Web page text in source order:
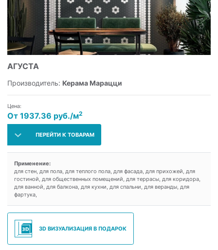
АГУСТА
Производитель: Керама Марацци
Цена:
От 1937.36 руб./м2
ПЕРЕЙТИ К ТОВАРАМ
Применение:
для стен, для пола, для теплого пола, для фасада, для прихожей, для
гостиной, для общественных помещений, для террасы, для коридора,
для ванной, для балкона, для кухни, для спальни, для веранды, для
фартука,
3D ВИЗУАЛИЗАЦИЯ В ПОДАРОК